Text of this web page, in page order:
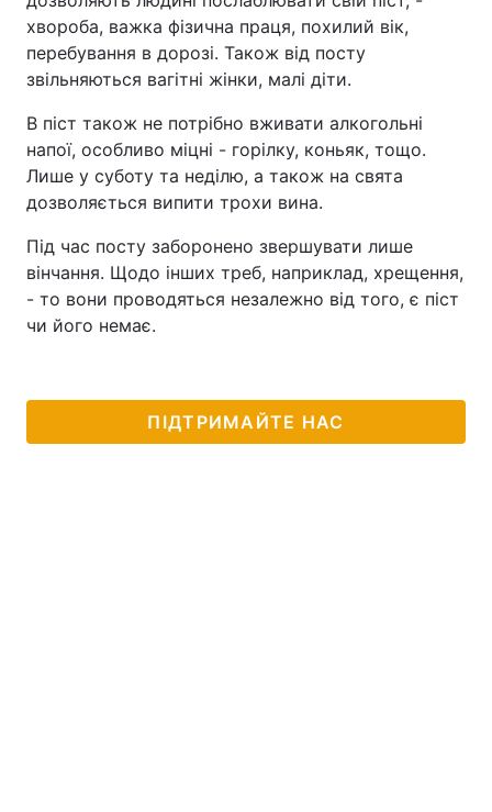
хвороба, важка фізична праця, похилий вік,
перебування в дорозі. Також від посту
звільняються вагітні жінки, малі діти.
В піст також не потрібно вживати алкогольні
напої, особливо міцні - горілку, коньяк, тощо.
Лише у суботу та неділю, а також на свята
дозволяється випити трохи вина.
Під час посту заборонено звершувати лише
вінчання. Щодо інших треб, наприклад, хрещення,
- то вони проводяться незалежно від того, є піст
чи його немає.
ПІДТРИМАЙТЕ НАС